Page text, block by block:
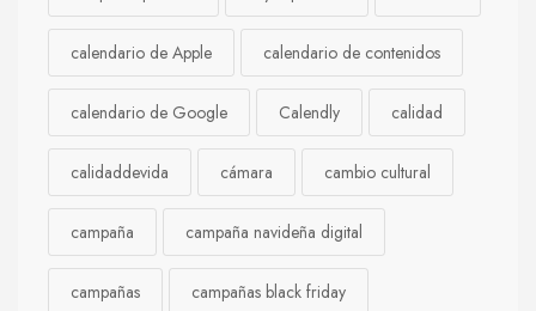
calendario de Apple calendario de contenidos
calendario de Google Calendly calidad
calidaddevida cámara cambio cultural
campaña campaña navideña digital
campañas campañas black friday